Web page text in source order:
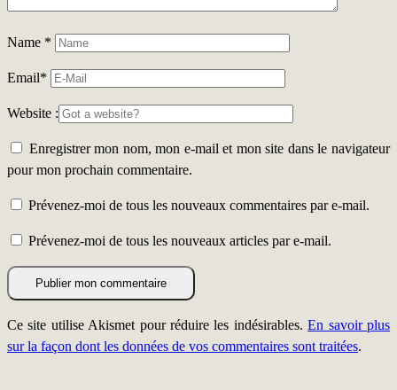
Name *
Email*
Website :
Enregistrer mon nom, mon e-mail et mon site dans le navigateur
pour mon prochain commentaire.
Prévenez-moi de tous les nouveaux commentaires par e-mail.
Prévenez-moi de tous les nouveaux articles par e-mail.
Ce site utilise Akismet pour réduire les indésirables.En savoir plus
sur la façon dont les données de vos commentaires sont traitées.